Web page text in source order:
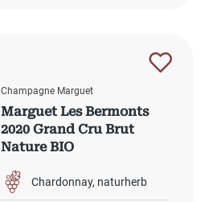
Champagne Marguet
Marguet Les Bermonts
2020 Grand Cru Brut
Nature BIO
Chardonnay naturherb